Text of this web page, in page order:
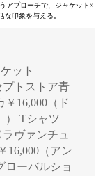
アプローチで、ジャケット×
印象を与える。
ット
プトストア青
16,000（ド
） Tシャツ
ラヴァンチュ
16,000（アン
ローバルショ